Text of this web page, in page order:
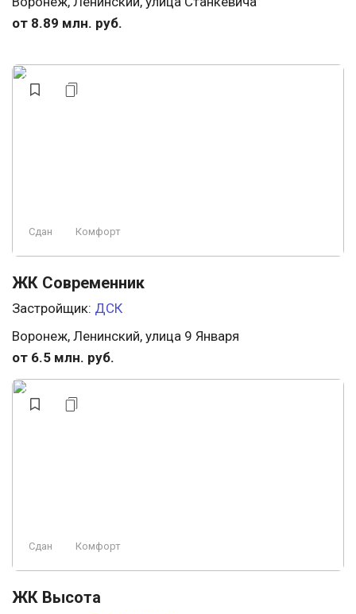
от 8.89 млн. руб.
Сдан Комфорт
ЖК Современник
Застройщик: ДСК
Воронеж, Ленинский, улица 9 Января
от 6.5 млн. руб.
Сдан Комфорт
ЖК Высота